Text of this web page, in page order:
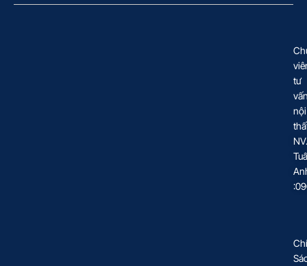
tư
nội
NV.